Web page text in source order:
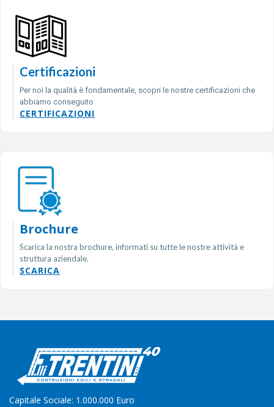
Certificazioni
Per noi la qualità è fondamentale, scopri le nostre certificazioni che
abbiamo conseguito
CERTIFICAZIONI
Brochure
Scarica la nostra brochure, informati su tutte le nostre attività e
struttura aziendale.
SCARICA
Capitale Sociale: 1.000.000 Euro